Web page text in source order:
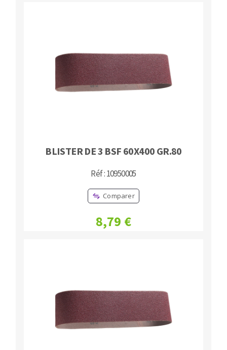
BLISTER DE 3 BSF 60X400 GR.80
Réf : 10950005
Comparer
8,79 €